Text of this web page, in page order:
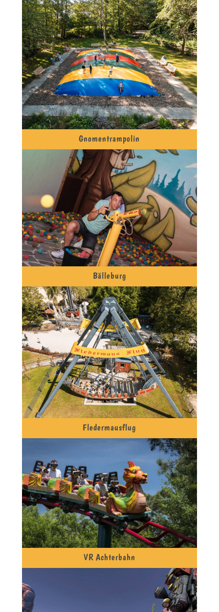
Gnomentrampolin
Bälleburg
Fledermausflug
VR Achterbahn